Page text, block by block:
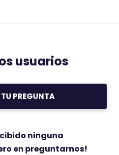
usuarios
PREGUNTA
ninguna
en preguntarnos!